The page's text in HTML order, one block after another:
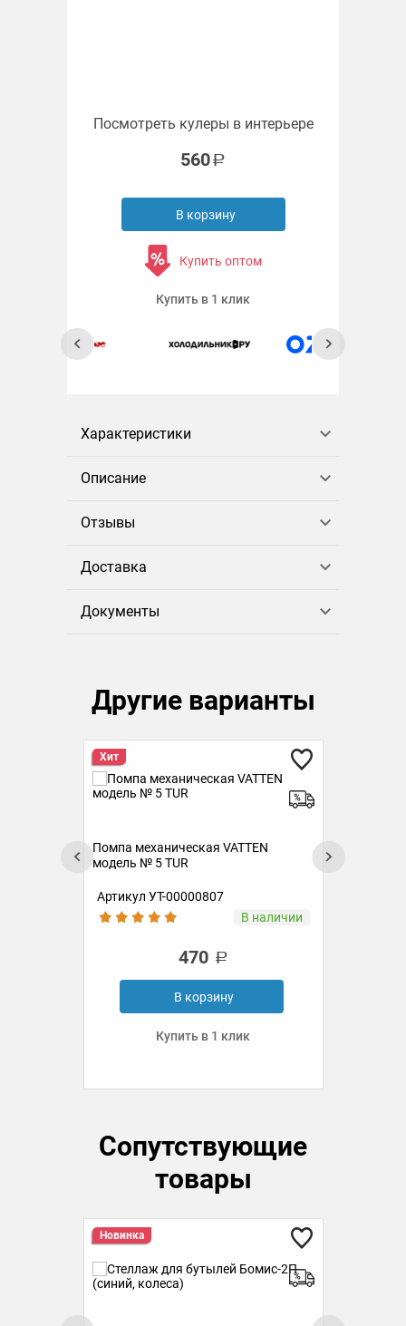
Посмотреть кулеры в интерьере
560
В корзину
Купить оптом
Купить в 1 клик
Характеристики
Описание
Отзывы
Доставка
Документы
Другие варианты
Помпа механическая VATTEN
Артикул 4876
Под заказ
520
Под заказ
Сопутствующие
товары